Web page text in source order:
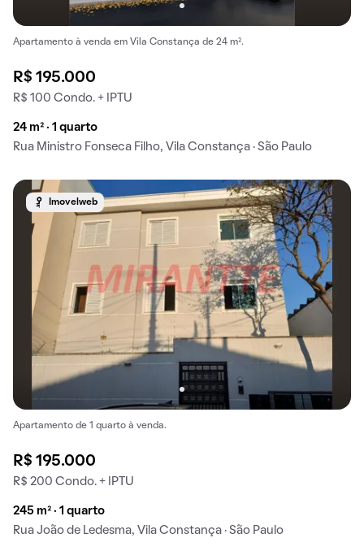
Apartamento à venda em Vila Constança de 24 m².
R$ 195.000
R$ 100 Condo. + IPTU
24 m² · 1 quarto
Rua Ministro Fonseca Filho, Vila Constança · São Paulo
Imovelweb
Apartamento de 1 quarto à venda.
R$ 195.000
R$ 200 Condo. + IPTU
245 m² · 1 quarto
Rua João de Ledesma, Vila Constança · São Paulo